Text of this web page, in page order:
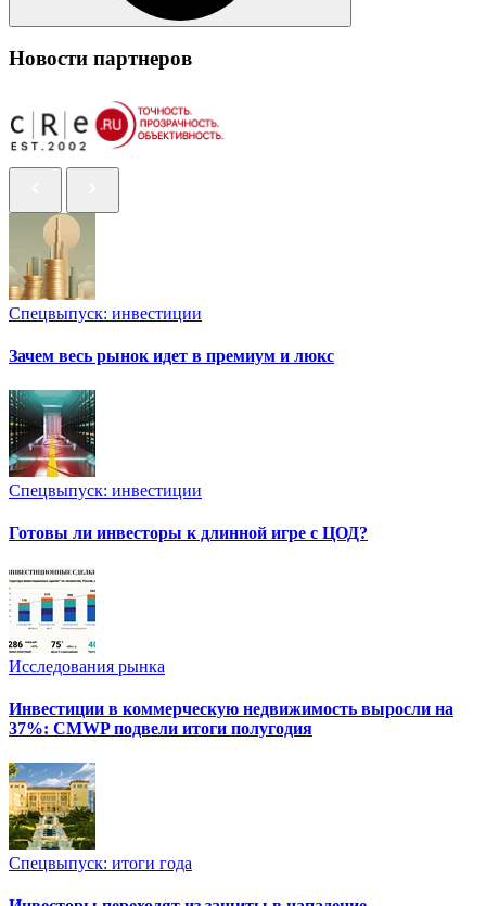
Новости партнеров
Спецвыпуск: инвестиции
Зачем весь рынок идет в премиум и люкс
Спецвыпуск: инвестиции
Готовы ли инвесторы к длинной игре с ЦОД?
Исследования рынка
Инвестиции в коммерческую недвижимость выросли на
37%: CMWP подвели итоги полугодия
Спецвыпуск: итоги года